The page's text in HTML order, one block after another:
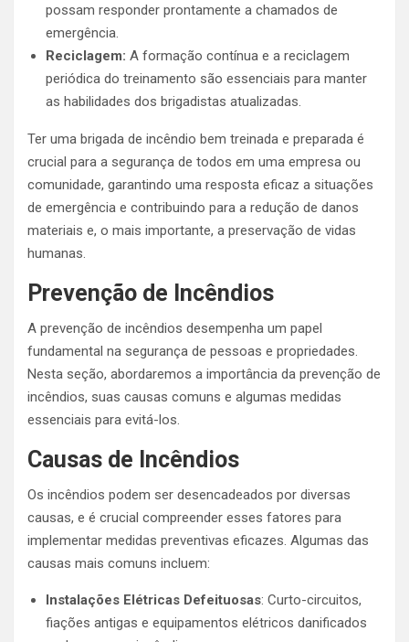
possam responder prontamente a chamados de
emergência.
Reciclagem: A formação contínua e a reciclagem
periódica do treinamento são essenciais para manter
as habilidades dos brigadistas atualizadas.
Ter uma brigada de incêndio bem treinada e preparada é
crucial para a segurança de todos em uma empresa ou
comunidade, garantindo uma resposta eficaz a situações
de emergência e contribuindo para a redução de danos
materiais e, o mais importante, a preservação de vidas
humanas.
Prevenção de Incêndios
A prevenção de incêndios desempenha um papel
fundamental na segurança de pessoas e propriedades.
Nesta seção, abordaremos a importância da prevenção de
incêndios, suas causas comuns e algumas medidas
essenciais para evitá-los.
Causas de Incêndios
Os incêndios podem ser desencadeados por diversas
causas, e é crucial compreender esses fatores para
implementar medidas preventivas eficazes. Algumas das
causas mais comuns incluem:
Instalações Elétricas Defeituosas: Curto-circuitos,
fiações antigas e equipamentos elétricos danificados